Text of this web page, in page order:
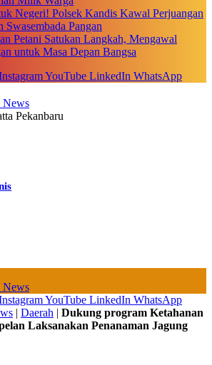
Negeri! Polsek Kandis Kawal Perjuangan
Swasembada Pangan
Petani Satukan Langkah, Mengawal
untuk Masa Depan Bangsa
YouTube LinkedIn WhatsApp
YouTube LinkedIn WhatsApp
| Daerah | Dukung program Ketahanan
Laksanakan Penanaman Jagung